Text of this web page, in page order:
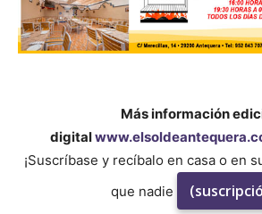
Más información
digital
¡Suscríbase y recíbalo en casa o en
que nadie